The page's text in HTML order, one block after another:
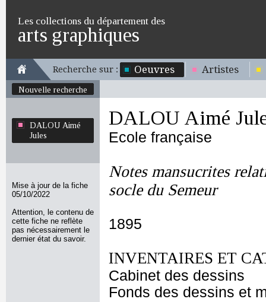
Les collections du département des
arts graphiques
Recherche sur : Oeuvres Artistes
Nouvelle recherche
DALOU Aimé
Jules
Mise à jour de la fiche
05/10/2022
Attention, le contenu de
cette fiche ne reflète
pas nécessairement le
dernier état du savoir.
DALOU Aimé
Ecole française
Notes mansucrites
socle du Semeur
1895
INVENTAIRES ET
Cabinet des dessins
Fonds des dessins et